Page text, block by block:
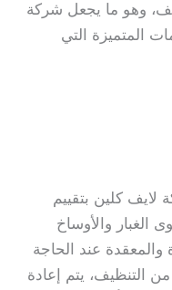
وهو ما يجعل شركة
المتميزة التي
لايف كلين بتقييم
والأوساخ
والمعقدة عند الحاجة
التنظيف، يتم إعادة